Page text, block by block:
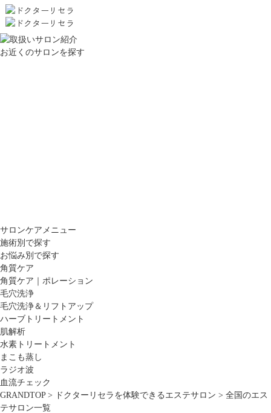
お近くのサロンを探す
サロンケアメニュー
施術別で探す
お悩み別で探す
角質ケア
角質ケア｜ポレーション
毛穴洗浄
毛穴洗浄＆リフトアップ
ハーブトリートメント
肌解析
水素トリートメント
まこも蒸し
ラジオ波
血流チェック
GRANDTOP> ドクターリセラを体験できるエステサロン > 全国のエス
テサロン一覧